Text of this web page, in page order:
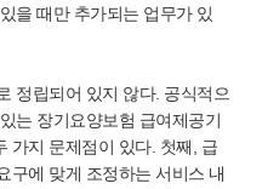
을 때만 추가되는 업무가 있
정립되어 있지 않다. 공식적으
는 장기요양보험 급여제공기
가지 문제점이 있다. 첫째, 급
구에 맞게 조정하는 서비스 내